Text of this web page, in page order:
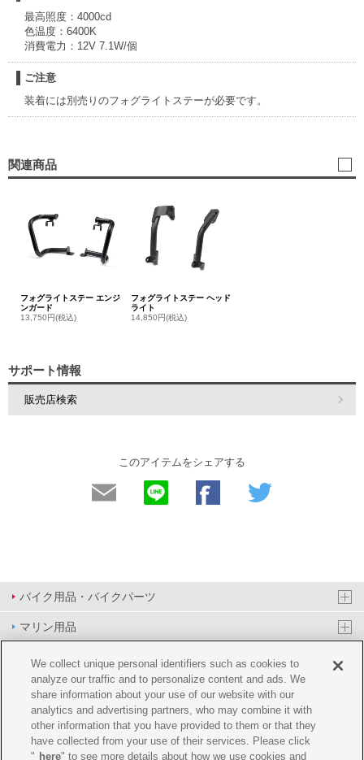
最高照度：4000cd
色温度：6400K
消費電力：12V 7.1W/個
ご注意
装着には別売りのフォグライトステーが必要です。
関連商品
フォグライトステー エンジ
ンガード
13,750円(税込)
フォグライトステー ヘッド
ライト
14,850円(税込)
サポート情報
販売店検索
このアイテムをシェアする
バイク用品・バイクパーツ
マリン用品
PAS/YPJ用品
その他用品
イベント&エンターテイメント
オンラインショップ
We collect unique personal identifiers such as cookies to
analyze our traffic and to personalize content and ads. We
share information about your use of our website with our
analytics and advertising partners, who may combine it with
other information that you have provided to them or that they
have collected from your use of their services. Please click
" here" to see more details about how we use cookies and